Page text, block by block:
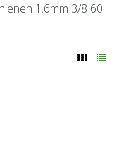
1.6mm 3/8 60